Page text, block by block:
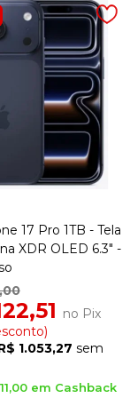
17 Pro 1TB - Tela
XDR OLED 6.3" -
no Pix
1.053,27 sem
em Cashback